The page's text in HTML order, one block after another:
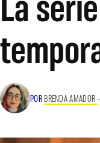
POR BRENDA AMADOR–